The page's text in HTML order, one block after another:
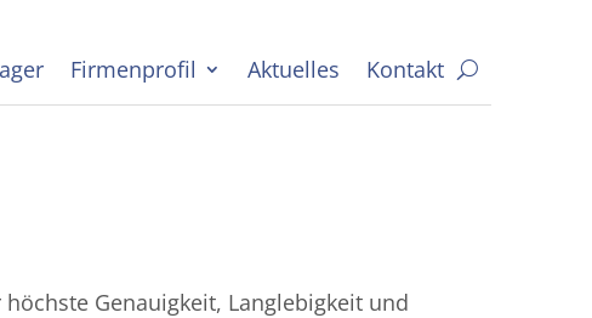
Firmenprofil Aktuelles
Kontakt
höchste Genauigkeit, Langlebigkeit und